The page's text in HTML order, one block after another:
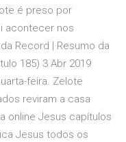
é preso por
acontecer nos
Record | Resumo da
185) 3 Abr 2019
feira. Zelote
reviram a casa
online Jesus capítulos
Jesus todos os